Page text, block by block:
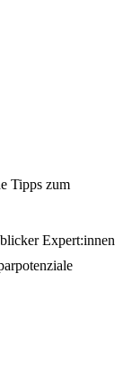
Tipps zum
Expert:innen